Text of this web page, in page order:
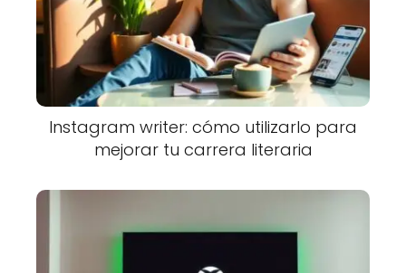
Instagram writer: cómo utilizarlo para
mejorar tu carrera literaria